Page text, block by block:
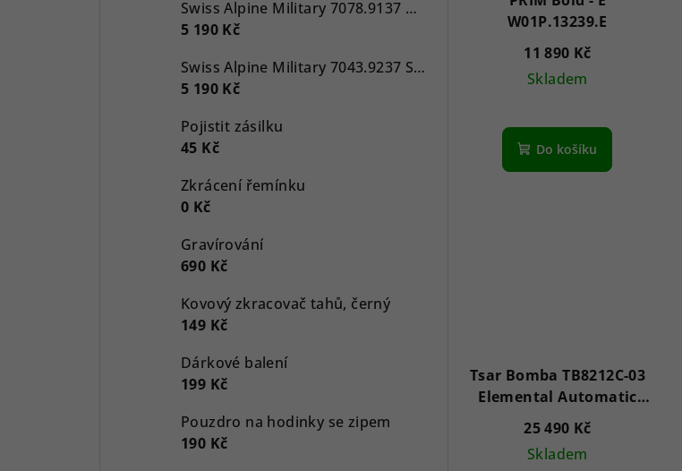
Swiss Alpine Military 7078.9137 Chronograph 45mm
5 190 Kč
Swiss Alpine Military 7043.9237 Star Fighter Saphirglas Chrono 46 mm
5 190 Kč
Pojistit zásilku
45 Kč
Zkrácení řemínku
0 Kč
Gravírování
690 Kč
Kovový zkracovač tahů, černý
149 Kč
Dárkové balení
199 Kč
Pouzdro na hodinky se zipem
190 Kč
W01P.13239.E
11 890 Kč
Skladem
Do košíku
Tsar Bomba TB8212C-03
Elemental Automatic
43mm 5ATM
25 490 Kč
Skladem